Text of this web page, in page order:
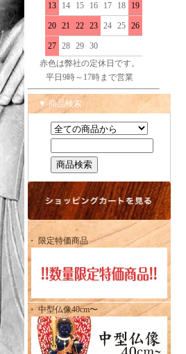
13 14 15 16 17 18 19
20 21 22 23 24 25 26
27 28 29 30
赤色は弊社の定休日です。
平日9時～17時まで営業
▼ 商品検索
・ 限定特価商品
・ 中型仏像40cm〜